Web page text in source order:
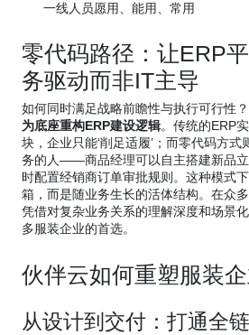
一线人员愿用、能用、常用
零代码路径：让ERP
务驱动而非IT主导
如何同时满足战略前瞻性与执行可行性
为底座重构ERP建设逻辑。传统的ERP
块，企业只能‘削足适履’；而零代码方
务的人——商品经理可以自主搭建新品
时配置经销商订单审批规则。这种模式
箱，而是随业务生长的活体结构。在众
凭借对复杂业务关系的理解深度和场景
多服装企业的首选。
伙伴云如何重塑服装
从设计到交付：打通全